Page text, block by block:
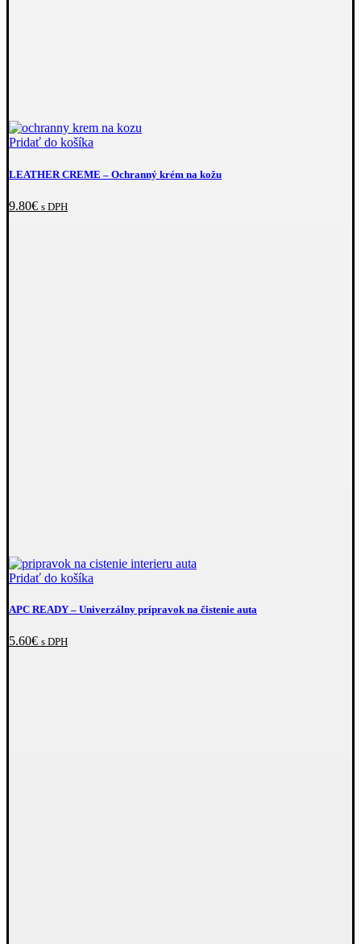
Pridať do košíka
LEATHER CREME –⁠ Ochranný krém na kožu
9.80€ s DPH
Pridať do košíka
APC READY –⁠ Univerzálny prípravok na čistenie auta
5.60€ s DPH